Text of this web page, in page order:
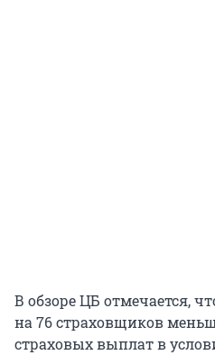
В обзоре ЦБ отмечается,
на 76 страховщиков
страховых выплат в